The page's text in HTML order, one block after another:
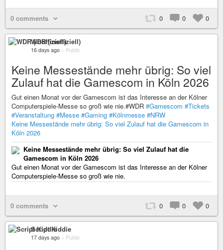
0 comments 0 0 0
WDR (inoffiziell)
16 days ago – Public
Keine Messestände mehr übrig: So viel
Zulauf hat die Gamescom in Köln 2026
Gut einen Monat vor der Gamescom ist das Interesse an der Kölner
Computerspiele-Messe so groß wie nie.#WDR #Gamescom #Tickets
#Veranstaltung #Messe #Gaming #Kölnmesse #NRW
Keine Messestände mehr übrig: So viel Zulauf hat die Gamescom in
Köln 2026
Keine Messestände mehr übrig: So viel Zulauf hat die
Gamescom in Köln 2026
Gut einen Monat vor der Gamescom ist das Interesse an der Kölner
Computerspiele-Messe so groß wie nie.
0 comments 0 0 0
Script Kiddie
17 days ago – Public